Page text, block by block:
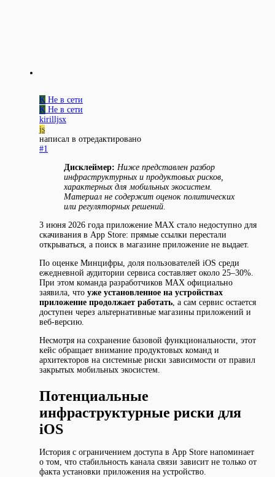
K Не в сети
K Не в сети
kirilljsx
js
написал в отредактировано
#1
Дисклеймер: Ниже представлен разбор
инфраструктурных и продуктовых рисков,
характерных для мобильных экосистем.
Материал не содержит оценок политических
или регуляторных решений.
3 июня 2026 года приложение MAX стало недоступно для
скачивания в App Store: прямые ссылки перестали
открываться, а поиск в магазине приложение не выдает.
По оценке Минцифры, доля пользователей iOS среди
ежедневной аудитории сервиса составляет около 25–30%.
При этом команда разработчиков MAX официально
заявила, что уже установленное на устройствах
приложение продолжает работать , а сам сервис остается
доступен через альтернативные магазины приложений и
веб-версию.
Несмотря на сохранение базовой функциональности, этот
кейс обращает внимание продуктовых команд и
архитекторов на системные риски зависимости от правил
закрытых мобильных экосистем.
Потенциальные
инфраструктурные риски для
iOS
История с ограничением доступа в App Store напоминает
о том, что стабильность канала связи зависит не только от
факта установки приложения на устройство.